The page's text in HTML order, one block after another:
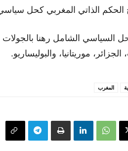
الحكم الذاتي المغربي كحل
السياسي الشامل رهنا
موريتانيا، والبوليساريو.
المغرب